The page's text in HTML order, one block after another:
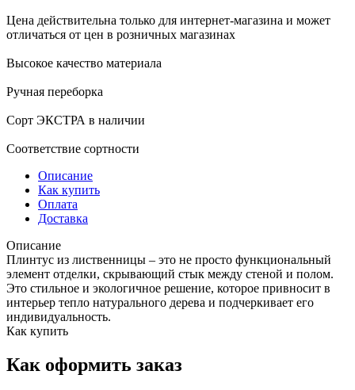
Цена действительна только для интернет-магазина и может
отличаться от цен в розничных магазинах
Высокое качество материала
Ручная переборка
Сорт ЭКСТРА в наличии
Соответствие сортности
Описание
Как купить
Оплата
Доставка
Описание
Плинтус из лиственницы – это не просто функциональный
элемент отделки, скрывающий стык между стеной и полом.
Это стильное и экологичное решение, которое привносит в
интерьер тепло натурального дерева и подчеркивает его
индивидуальность.
Как купить
Как оформить заказ